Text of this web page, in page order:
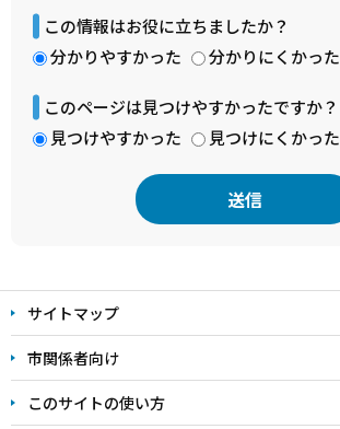
この情報はお役に立ちましたか？
分かりやすかった
分かりにくかった
このページは見つけやすかったですか？
見つけやすかった
見つけにくかった
文
こ
こ
ま
で
サイトマップ
市関係者向け
このサイトの使い方